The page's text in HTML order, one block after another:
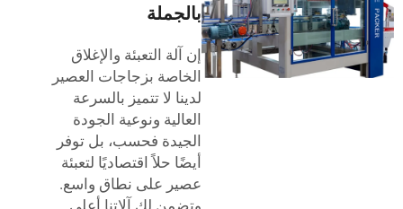
بالجملة
إن آلة التعبئة والإغلاق
الخاصة بزجاجات العصير
لدينا لا تتميز بالسرعة
العالية ونوعية الجودة
الجيدة فحسب، بل توفر
أيضًا حلاً اقتصاديًا لتعبئة
عصير على نطاق واسع.
وتضمن لك آلاتنا أعلى